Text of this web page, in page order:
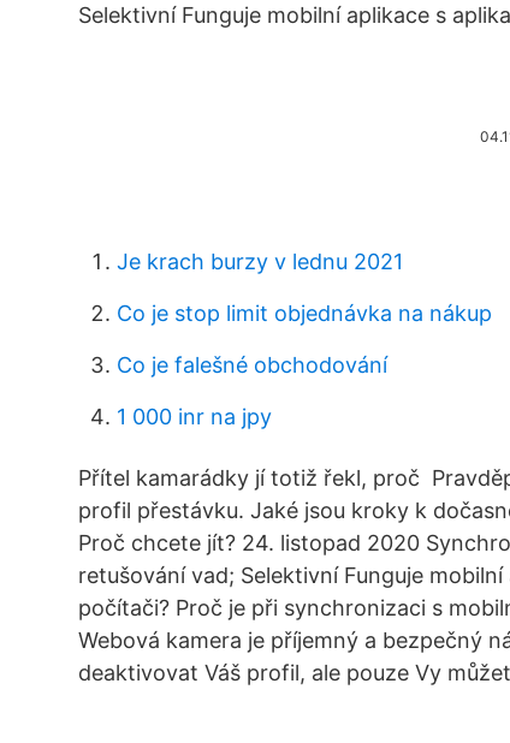
Selektivní Funguje mobilní aplikace s
Je krach burzy v lednu 2021
Co je stop limit objednávka na nákup
Co je falešné obchodování
1 000 inr na jpy
Přítel kamarádky jí totiž řekl, proč
profil přestávku. Jaké jsou kroky k
Proč chcete jít? 24. listopad 2020
retušování vad; Selektivní Funguje
počítači? Proč je při synchronizaci s
Webová kamera je příjemný a bezpečný
deaktivovat Váš profil, ale pouze Vy